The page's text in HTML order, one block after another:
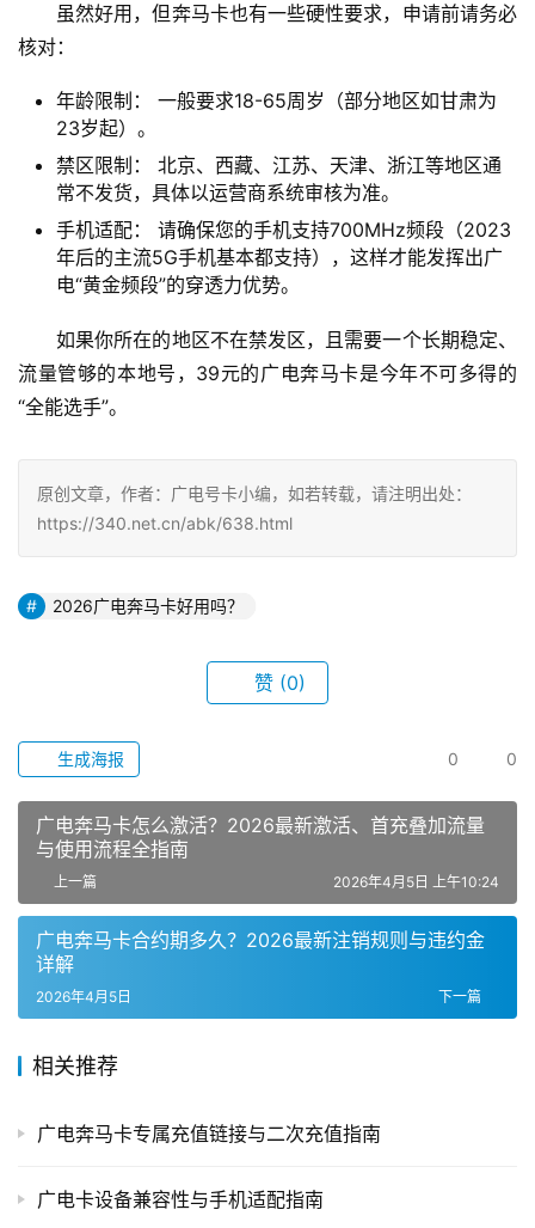
虽然好用，但奔马卡也有一些硬性要求，申请前请务必
核对：
年龄限制： 一般要求18-65周岁（部分地区如甘肃为
23岁起）。
禁区限制： 北京、西藏、江苏、天津、浙江等地区通
常不发货，具体以运营商系统审核为准。
手机适配： 请确保您的手机支持700MHz频段（2023
年后的主流5G手机基本都支持），这样才能发挥出广
电“黄金频段”的穿透力优势。
如果你所在的地区不在禁发区，且需要一个长期稳定、
流量管够的本地号，39元的广电奔马卡是今年不可多得的
“全能选手”。
原创文章，作者：广电号卡小编，如若转载，请注明出处：
https://340.net.cn/abk/638.html
2026广电奔马卡好用吗？
赞 (0)
0 0
生成海报
广电奔马卡怎么激活？2026最新激活、首充叠加流量
与使用流程全指南
上一篇 2026年4月5日 上午10:24
广电奔马卡合约期多久？2026最新注销规则与违约金
详解
下一篇
2026年4月5日
相关推荐
广电奔马卡专属充值链接与二次充值指南
广电卡设备兼容性与手机适配指南